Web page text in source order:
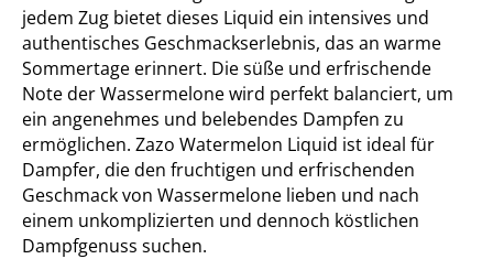
jedem Zug bietet dieses Liquid ein intensives und
authentisches Geschmackserlebnis, das an warme
Sommertage erinnert. Die süße und erfrischende
Note der Wassermelone wird perfekt balanciert, um
ein angenehmes und belebendes Dampfen zu
ermöglichen. Zazo Watermelon Liquid ist ideal für
Dampfer, die den fruchtigen und erfrischenden
Geschmack von Wassermelone lieben und nach
einem unkomplizierten und dennoch köstlichen
Dampfgenuss suchen.